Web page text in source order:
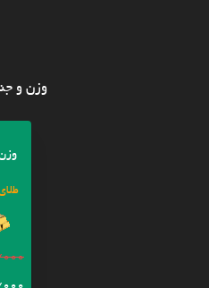
وزن و
طلای 18